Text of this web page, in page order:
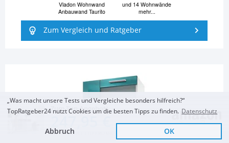
Zum Top Angebot
KOSTENLOSE LIEFERUNG
Vladon Wohnwand
Anbauwand Taurito
und 14 Wohnwände
mehr...
Zum Vergleich und Ratgeber
„Was macht unsere Tests und Vergleiche besonders hilfreich?“
TopRatgeber24 nutzt Cookies um die besten Tipps zu finden. Datenschutz
Abbruch OK